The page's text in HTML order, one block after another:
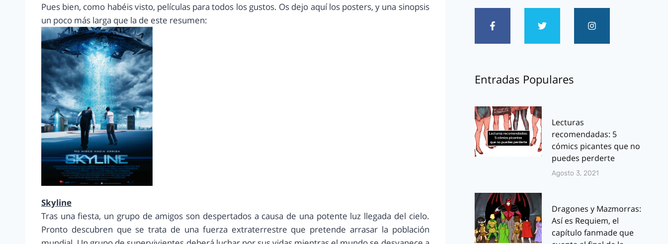
Pues bien, como habéis visto, películas para todos los gustos. Os dejo aquí los posters, y una sinopsis
un poco más larga que la de este resumen:
Skyline
Tras una fiesta, un grupo de amigos son despertados a causa de una potente luz llegada del cielo.
Pronto descubren que se trata de una fuerza extraterrestre que pretende arrasar la población
Entradas Populares
Lecturas
recomendadas: 5
cómics picantes que no
puedes perderte
Agosto 3, 2021
Dragones y Mazmorras:
Así es Requiem, el
capítulo fanmade que